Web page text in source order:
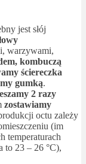
jest słój
warzywami,
kombuczą
ściereczka
gumką.
2 razy
zostawiamy
octu zależy
(im
temperaturach
to 23 – 26 °C),